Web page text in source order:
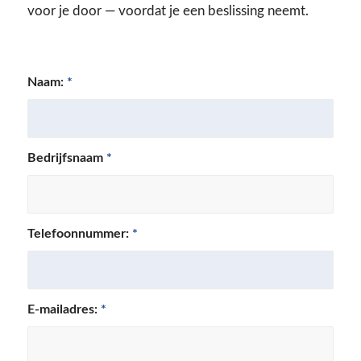
voor je door — voordat je een beslissing neemt.
Naam: *
Bedrijfsnaam *
Telefoonnummer: *
E-mailadres: *